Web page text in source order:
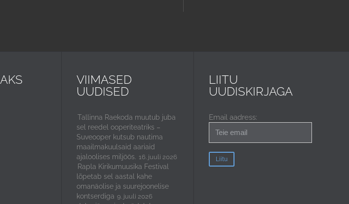
VIIMASED
UUDISED
Tallinna Raekoda muutub juba
sel reedel ooperiteatriks –
Suveooper kutsub nautima
maailmakuulsaid aariaid
ajaloolises miljöös. 16. juuli 2026
Rapla Kirikumuusika Festival
lõpetab sel aastal kahe
omanäolise ja suurejoonelise
kontserdiga 9. juuli 2026
LIITU
UUDISKIRJAGA
Email aadress: